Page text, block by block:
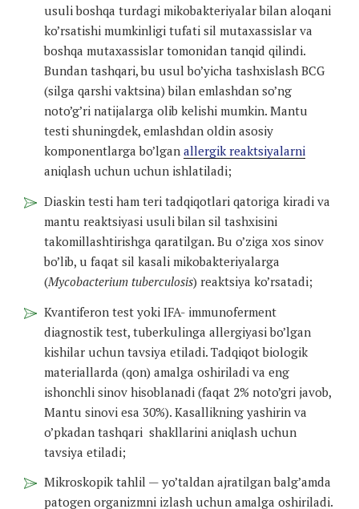
usuli boshqa turdagi mikobakteriyalar bilan aloqani
ko’rsatishi mumkinligi tufati sil mutaxassislar va
boshqa mutaxassislar tomonidan tanqid qilindi.
Bundan tashqari, bu usul bo’yicha tashxislash BCG
(silga qarshi vaktsina) bilan emlashdan so’ng
noto’g’ri natijalarga olib kelishi mumkin. Mantu
testi shuningdek, emlashdan oldin asosiy
komponentlarga bo’lgan allergik reaktsiyalarni
aniqlash uchun uchun ishlatiladi;
Diaskin testi ham teri tadqiqotlari qatoriga kiradi va
mantu reaktsiyasi usuli bilan sil tashxisini
takomillashtirishga qaratilgan. Bu o’ziga xos sinov
bo’lib, u faqat sil kasali mikobakteriyalarga
(Mycobacterium tuberculosis) reaktsiya ko’rsatadi;
Kvantiferon test yoki IFA- immunoferment
diagnostik test, tuberkulinga allergiyasi bo’lgan
kishilar uchun tavsiya etiladi. Tadqiqot biologik
materiallarda (qon) amalga oshiriladi va eng
ishonchli sinov hisoblanadi (faqat 2% noto’gri javob,
Mantu sinovi esa 30%). Kasallikning yashirin va
o’pkadan tashqari shakllarini aniqlash uchun
tavsiya etiladi;
Mikroskopik tahlil — yo’taldan ajratilgan balg’amda
patogen organizmni izlash uchun amalga oshiriladi.